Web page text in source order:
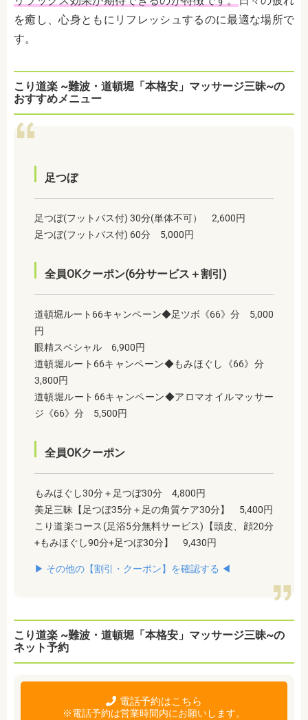
を癒し、心身ともにリフレッシュするのに最適な場所で
す。
こり道楽 ~難波・道頓堀「本格安」マッサージ三昧~の
おすすめメニュー
足つぼ
足つぼ(フットバス付) 30分(単体不可） 2,600円
足つぼ(フットバス付) 60分 5,000円
全員OKクーポン(6分サービス＋割引)
道頓堀ルート66キャンペーン◆足ツボ《66》分 5,000
円
眼精スペシャル 6,900円
道頓堀ルート66キャンペーン◆もみほぐし《66》分
3,800円
道頓堀ルート66キャンペーン◆アロマオイルマッサー
ジ《66》分 5,500円
全員OKクーポン
もみほぐし30分＋足つぼ30分 4,800円
美足三昧【足つぼ35分＋足の角質ケア30分】 5,400円
こり道楽コース(足浴5分無料サービス)【頭皮、顔20分
+もみほぐし90分+足つぼ30分】 9,430円
▶︎ その他の【割引・クーポン】を確認する ◀︎
こり道楽 ~難波・道頓堀「本格安」マッサージ三昧~の
ネット予約
電話予約はこちら
※電話予約は営業時間内にお願いします。